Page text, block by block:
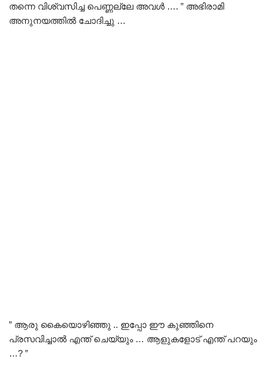
തന്നെ വിശ്വസിച്ച പെണ്ണല്ലേ അവൾ …. ” അഭിരാമി
അനുനയത്തിൽ ചോദിച്ചു …
” ആരു കൈയൊഴിഞ്ഞു .. ഇപ്പോ ഈ കുഞ്ഞിനെ
പ്രസവിച്ചാൽ എന്ത് ചെയ്യും … ആളുകളോട് എന്ത് പറയും
…? ”